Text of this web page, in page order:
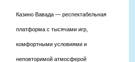
Казино Вавада — респектабельная
платформа с тысячами игр,
комфортными условиями и
неповторимой атмосферой